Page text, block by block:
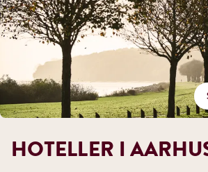
HOTELLER I